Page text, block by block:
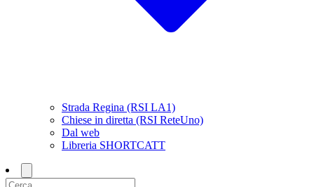
Strada Regina (RSI LA1)
Chiese in diretta (RSI ReteUno)
Dal web
Libreria SHORTCATT